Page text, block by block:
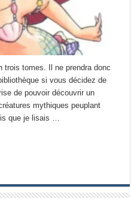
trois tomes. Il ne prendra donc
si vous décidez de
de pouvoir découvrir un
mythiques peuplant
que je lisais …